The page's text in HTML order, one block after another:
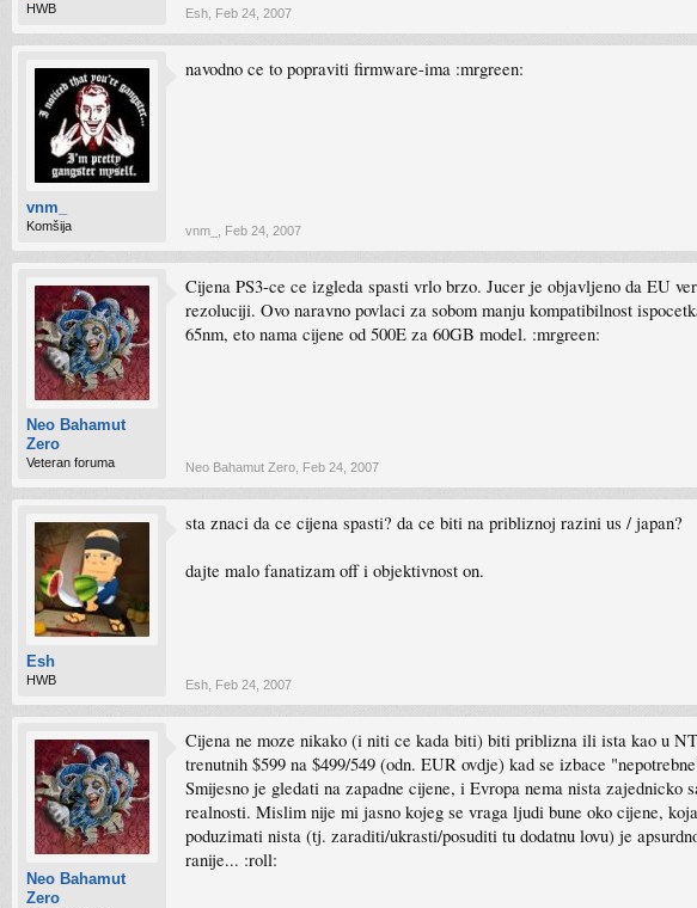
HWB Esh Feb 24, 2007
vnm_
Komšija
navodno ce to popraviti firmware-ima :mrgreen:
vnm_ Feb 24, 2007
Neo Bahamut
Zero
Veteran foruma
Cijena PS3-ce ce izgleda spasti vrlo brzo. Jucer je objavljeno da EU
rezoluciji. Ovo naravno povlaci za sobom manju kompatibilnost
65nm, eto nama cijene od 500E za 60GB model. :mrgreen:
Neo Bahamut Zero Feb 24, 2007
Esh
HWB
sta znaci da ce cijena spasti? da ce biti na pribliznoj razini us / japan?
dajte malo fanatizam off i objektivnost on.
Esh Feb 24, 2007
Neo Bahamut
Zero
Cijena ne moze nikako (i niti ce kada biti) biti priblizna ili ista kao u
trenutnih $599 na $499/549 (odn. EUR ovdje) kad se izbace
Smijesno je gledati na zapadne cijene, i Evropa nema nista
realnosti. Mislim nije mi jasno kojeg se vraga ljudi bune oko cijene,
poduzimati nista (tj. zaraditi/ukrasti/posuditi tu dodatnu lovu) je
ranije... :roll: